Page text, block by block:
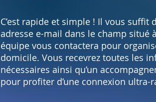
C’est rapide et simple ! Il vous suffit
adresse e-mail dans le champ situé
équipe vous contactera pour
domicile. Vous recevrez toutes les
nécessaires ainsi qu’un
pour profiter d’une connexion ultra-